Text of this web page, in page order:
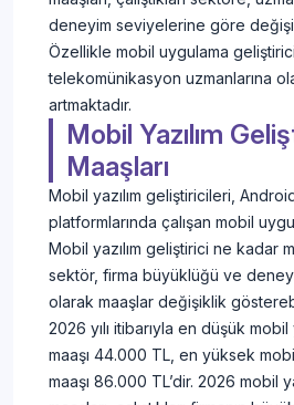
deneyim seviyelerine göre
Özellikle mobil uygulama
telekomünikasyon uzmanlarına
artmaktadır.
Mobil Yazılım
Maaşları
Mobil yazılım geliştiricileri,
platformlarında çalışan mobil
Mobil yazılım geliştirici ne kadar
sektör, firma büyüklüğü ve
olarak maaşlar değişiklik
2026 yılı itibarıyla en düşük mobil
maaşı 44.000 TL, en yüksek
maaşı 86.000 TL’dir. 2026 mobil